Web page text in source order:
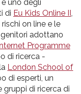
uno degli
di Eu Kids Online II,
on line e le
adottano
Programme
di ricerca -
London School of
di esperti, un
di ricerca di